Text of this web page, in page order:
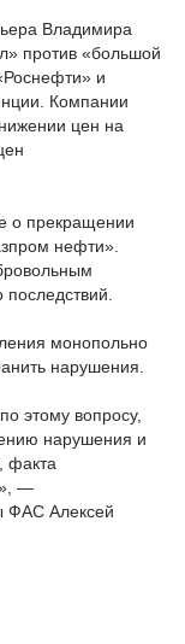
Владимира
против «большой
и
Компании
цен на
о прекращении
нефти».
монопольно
нарушения.
этому вопросу,
нарушения и
факта
—
ФАС Алексей